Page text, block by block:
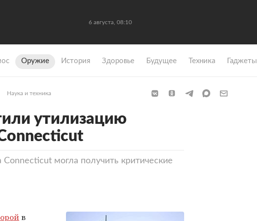
6 августа, 08:10
Оружие История Здоровье Будущее Техника Гаджеты
Наука и техника
утилизацию
могла получить критические
в